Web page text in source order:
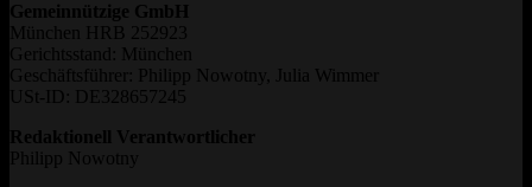
Gemeinnützige GmbH
München HRB 252923
Gerichtsstand: München
Geschäftsführer: Philipp Nowotny, Julia Wimmer
USt-ID: DE328657245
Redaktionell Verantwortlicher
Philipp Nowotny